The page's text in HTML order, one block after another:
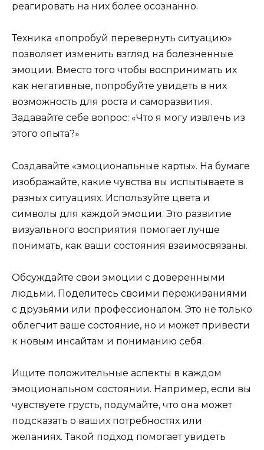
реагировать на них более осознанно.
Техника «попробуй перевернуть ситуацию»
позволяет изменить взгляд на болезненные
эмоции. Вместо того чтобы воспринимать их
как негативные, попробуйте увидеть в них
возможность для роста и саморазвития.
Задавайте себе вопрос: «Что я могу извлечь из
этого опыта?»
Создавайте «эмоциональные карты». На бумаге
изображайте, какие чувства вы испытываете в
разных ситуациях. Используйте цвета и
символы для каждой эмоции. Это развитие
визуального восприятия помогает лучше
понимать, как ваши состояния взаимосвязаны.
Обсуждайте свои эмоции с доверенными
людьми. Поделитесь своими переживаниями
с друзьями или профессионалом. Это не только
облегчит ваше состояние, но и может привести
к новым инсайтам и пониманию себя.
Ищите положительные аспекты в каждом
эмоциональном состоянии. Например, если вы
чувствуете грусть, подумайте, что она может
подсказать о ваших потребностях или
желаниях. Такой подход помогает увидеть